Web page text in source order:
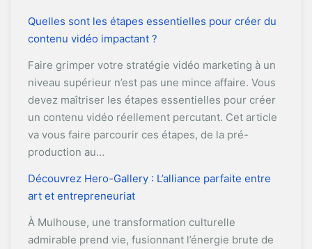
Quelles sont les étapes essentielles pour créer du
contenu vidéo impactant ?
Faire grimper votre stratégie vidéo marketing à un
niveau supérieur n’est pas une mince affaire. Vous
devez maîtriser les étapes essentielles pour créer
un contenu vidéo réellement percutant. Cet article
va vous faire parcourir ces étapes, de la pré-
production au…
Découvrez Hero-Gallery : L’alliance parfaite entre
art et entrepreneuriat
À Mulhouse, une transformation culturelle
admirable prend vie, fusionnant l’énergie brute de